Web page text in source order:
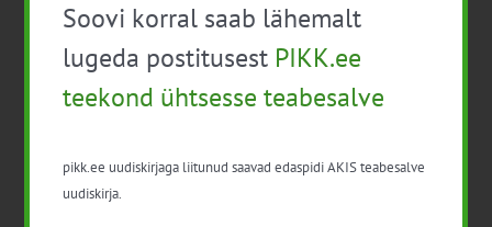
EESTI ESIMENE
Soovi korral saab lähemalt
lugeda postitusest PIKK.ee
teekond ühtsesse teabesalve
pikk.ee uudiskirjaga liitunud saavad edaspidi AKIS teabesalve
uudiskirja.